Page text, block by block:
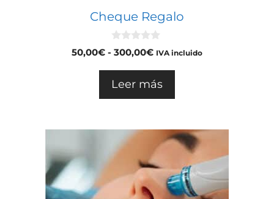
Cheque Regalo
0
d
50,00€ - 300,00€ IVA incluido
Leer más